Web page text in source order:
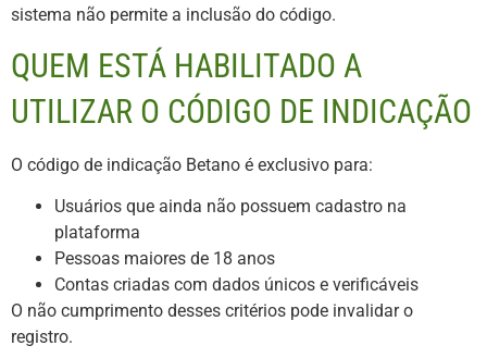
sistema não permite a inclusão do código.
QUEM ESTÁ HABILITADO A
UTILIZAR O CÓDIGO DE INDICAÇÃO
O código de indicação Betano é exclusivo para:
Usuários que ainda não possuem cadastro na
plataforma
Pessoas maiores de 18 anos
Contas criadas com dados únicos e verificáveis
O não cumprimento desses critérios pode invalidar o
registro.